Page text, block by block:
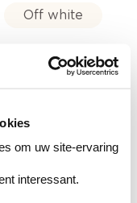
om uw site-ervaring
interessant.
Off white
door je
de lichtinval